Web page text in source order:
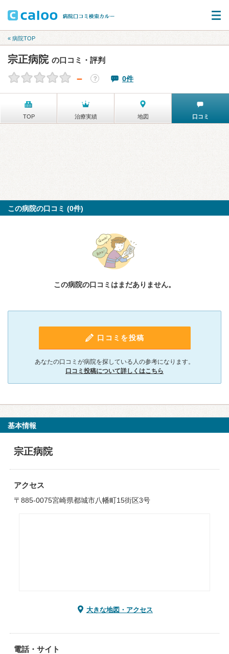
« 病院TOP
宗正病院 の口コミ・評判
－ ？ 0件
TOP 治療実績 地図 口コミ
この病院の口コミ (0件)
この病院の口コミはまだありません。
口コミを投稿
あなたの口コミが病院を探している人の参考になります。
口コミ投稿について詳しくはこちら
基本情報
宗正病院
アクセス
〒885-0075宮崎県都城市八幡町15街区3号
大きな地図・アクセス
電話・サイト